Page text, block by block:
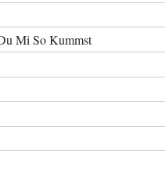
Mi So Kummst